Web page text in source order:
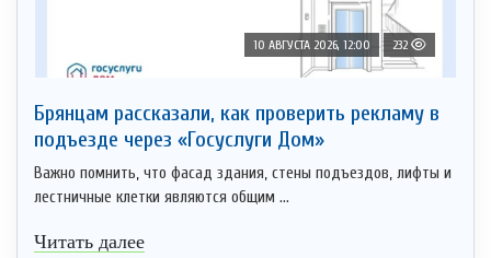
10 АВГУСТА 2026, 12:00 232
Брянцам рассказали, как проверить рекламу в
подъезде через «Госуслуги Дом»
Важно помнить, что фасад здания, стены подъездов, лифты и
лестничные клетки являются общим ...
Читать далее